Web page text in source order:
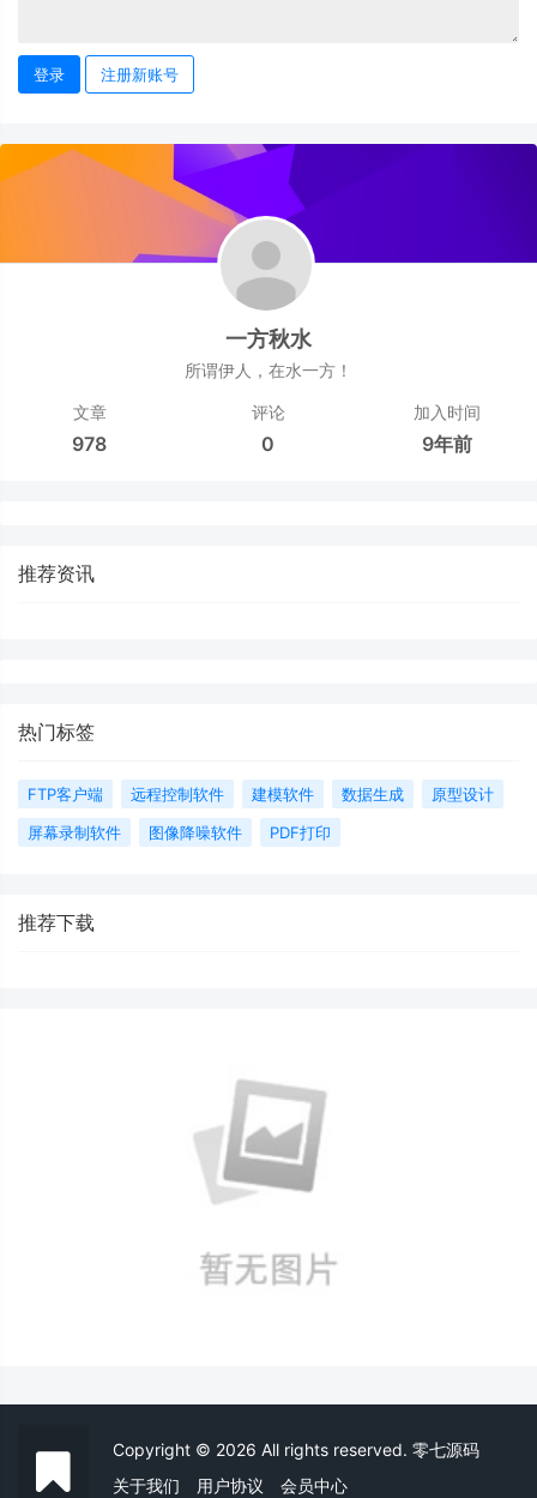
登录 注册新账号
一方秋水
所谓伊人，在水一方！
文章
978
评论
0
加入时间
9年前
推荐资讯
热门标签
FTP客户端 远程控制软件 建模软件 数据生成
原型设计
屏幕录制软件
图像降噪软件 PDF打印
推荐下载
Copyright © 2026 All rights reserved. 零七源码
关于我们
用户协议 会员中心